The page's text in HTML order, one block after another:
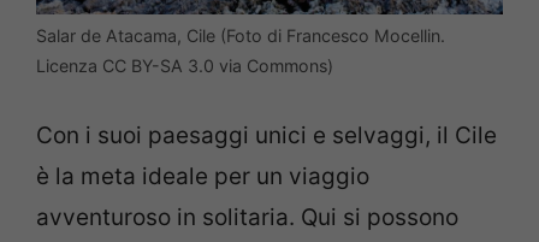
Salar de Atacama, Cile (Foto di Francesco Mocellin.
Licenza CC BY-SA 3.0 via Commons)
Con i suoi paesaggi unici e selvaggi, il Cile
è la meta ideale per un viaggio
avventuroso in solitaria. Qui si possono